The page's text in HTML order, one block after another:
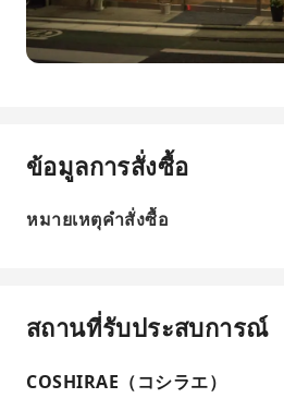
ข้อมูลการสั่งซื้อ
หมายเหตุคำสั่งซื้อ
สถานที่รับประสบการณ์
COSHIRAE（コシラエ）